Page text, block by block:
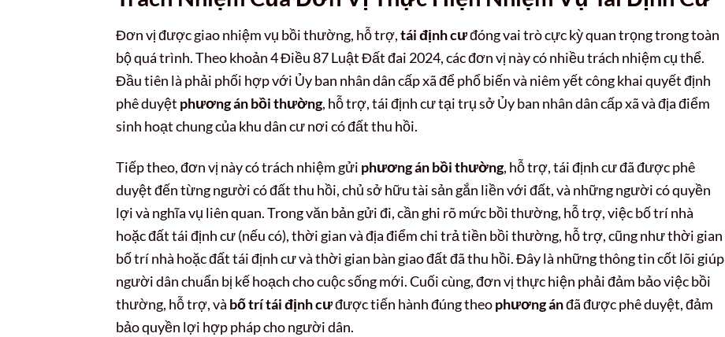
Đơn vị được giao nhiệm vụ bồi thường, hỗ trợ,tái định cưđóng vai trò cực kỳ quan trọng trong toàn
bộ quá trình. Theo khoản 4 Điều 87 Luật Đất đai 2024, các đơn vị này có nhiều trách nhiệm cụ thể.
Đầu tiên là phải phối hợp với Ủy ban nhân dân cấp xã để phổ biến và niêm yết công khai quyết định
phê duyệt phương án bồi thường, hỗ trợ, tái định cư tại trụ sở Ủy ban nhân dân cấp xã và địa điểm
sinh hoạt chung của khu dân cư nơi có đất thu hồi.
Tiếp theo, đơn vị này có trách nhiệm gửi phương án bồi thường, hỗ trợ, tái định cư đã được phê
duyệt đến từng người có đất thu hồi, chủ sở hữu tài sản gắn liền với đất, và những người có quyền
lợi và nghĩa vụ liên quan. Trong văn bản gửi đi, cần ghi rõ mức bồi thường, hỗ trợ, việc bố trí nhà
hoặc đất tái định cư (nếu có), thời gian và địa điểm chi trả tiền bồi thường, hỗ trợ, cũng như thời gian
bố trí nhà hoặc đất tái định cư và thời gian bàn giao đất đã thu hồi. Đây là những thông tin cốt lõi giúp
người dân chuẩn bị kế hoạch cho cuộc sống mới. Cuối cùng, đơn vị thực hiện phải đảm bảo việc bồi
thường, hỗ trợ, và bố trí tái định cưđược tiến hành đúng theophương ánđã được phê duyệt, đảm
bảo quyền lợi hợp pháp cho người dân.